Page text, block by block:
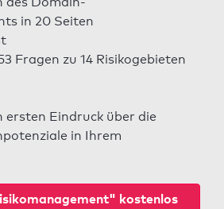
in 20 Seiten
Fragen zu 14 Risikogebieten
ersten Eindruck über die
in Ihrem
kostenlos